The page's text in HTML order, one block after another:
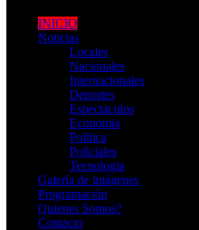
INICIO
Noticias
Locales
Nacionales
Internacionales
Deportes
Espectaculos
Economia
Politica
Policiales
Tecnologia
Galería de imágenes
Programación
Quienes Somos?
Contacto